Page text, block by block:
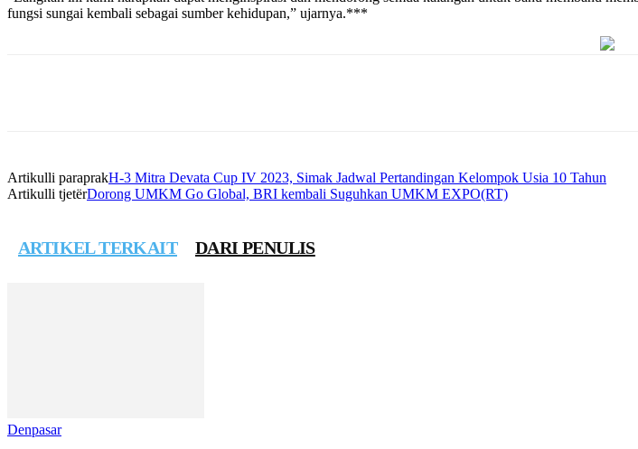
fungsi sungai kembali sebagai sumber kehidupan,” ujarnya.***
Artikulli paraprakH-3 Mitra Devata Cup IV 2023, Simak Jadwal Pertandingan Kelompok Usia 10 Tahun
Artikulli tjetërDorong UMKM Go Global, BRI kembali Suguhkan UMKM EXPO(RT)
ARTIKEL TERKAIT DARI PENULIS
Denpasar